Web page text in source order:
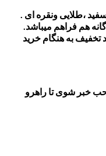
،طلایی ونقره ای .
هم فراهم میباشد.
خرید این ست از ۱۰ درصد تخفیف به هنگام خرید
خبر شوی تا راهرو